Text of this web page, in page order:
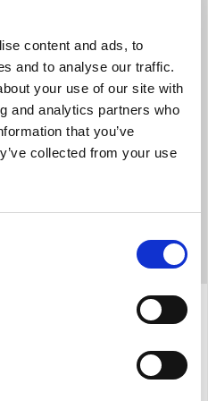
content and ads, to
and to analyse our traffic.
your use of our site with
and analytics partners who
that you’ve
collected from your use
CERÁMICA
una difusión del calor más
constante.